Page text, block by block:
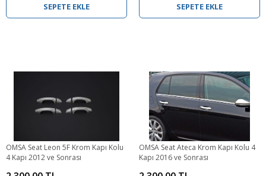
SEPETE EKLE SEPETE EKLE
OMSA Seat Leon 5F Krom Kapı Kolu
4 Kapı 2012 ve Sonrası
OMSA Seat Ateca Krom Kapı Kolu 4
Kapı 2016 ve Sonrası